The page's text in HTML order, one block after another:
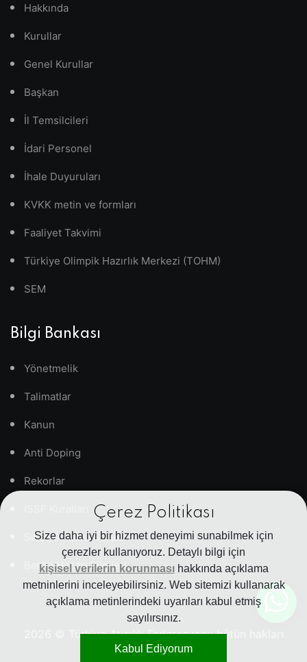
Çerez Politikası
Size daha iyi bir hizmet deneyimi sunabilmek için
çerezler kullanıyoruz. Detaylı bilgi için
kişisel verilerin korunmasıhakkında açıklama
metninlerini inceleyebilirsiniz. Web sitemizi kullanarak
açıklama metinlerindeki uyarıları kabul etmiş
sayılırsınız.
Kabul Ediyorum
Hakkında
Kurullar
Genel Kurullar
Başkan
İl Temsilcileri
İdari Personel
İhale Duyuruları
KVKK metin ve formları
Faaliyet Takvimi
Türkiye Olimpik Hazırlık Merkezi (TOHM)
SEM
Bilgi Bankası
Yönetmelik
Talimatlar
Kanun
Anti Doping
Rekorlar
Sıkça Sorulan Sorular
Banka Hesap Bilgileri
© Türkiye Atıcılık Federasyonu bütün hakları
saklıdır.